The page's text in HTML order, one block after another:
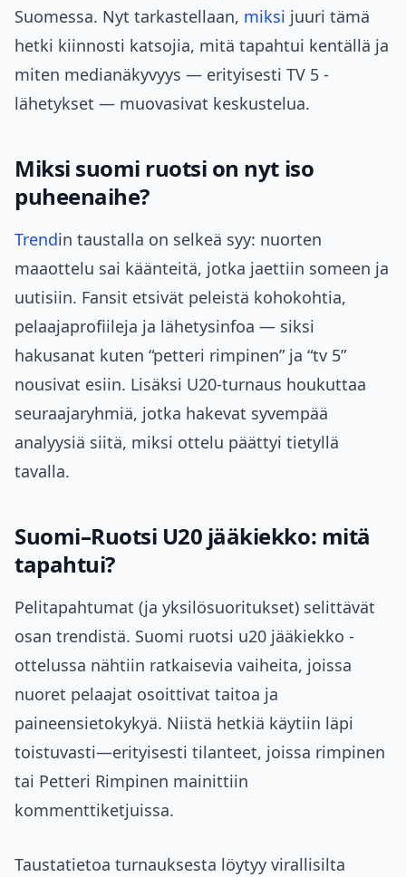
Suomessa. Nyt tarkastellaan, miksi juuri tämä
hetki kiinnosti katsojia, mitä tapahtui kentällä ja
miten medianäkyvyys — erityisesti TV 5 -
lähetykset — muovasivat keskustelua.
Miksi suomi ruotsi on nyt iso
puheenaihe?
Trendin taustalla on selkeä syy: nuorten
maaottelu sai käänteitä, jotka jaettiin someen ja
uutisiin. Fansit etsivät peleistä kohokohtia,
pelaajaprofiileja ja lähetysinfoa — siksi
hakusanat kuten “petteri rimpinen” ja “tv 5”
nousivat esiin. Lisäksi U20-turnaus houkuttaa
seuraajaryhmiä, jotka hakevat syvempää
analyysiä siitä, miksi ottelu päättyi tietyllä
tavalla.
Suomi–Ruotsi U20 jääkiekko: mitä
tapahtui?
Pelitapahtumat (ja yksilösuoritukset) selittävät
osan trendistä. Suomi ruotsi u20 jääkiekko -
ottelussa nähtiin ratkaisevia vaiheita, joissa
nuoret pelaajat osoittivat taitoa ja
paineensietokykyä. Niistä hetkiä käytiin läpi
toistuvasti—erityisesti tilanteet, joissa rimpinen
tai Petteri Rimpinen mainittiin
kommenttiketjuissa.
Taustatietoa turnauksesta löytyy virallisilta